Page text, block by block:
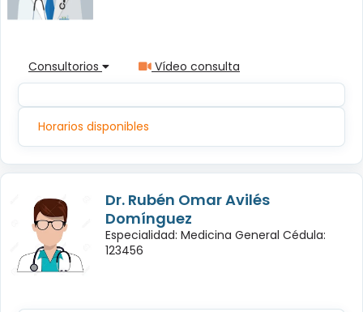
Consultorios Vídeo consulta
Horarios disponibles
Dr. Rubén Omar Avilés
Domínguez
Especialidad: Medicina General Cédula:
123456